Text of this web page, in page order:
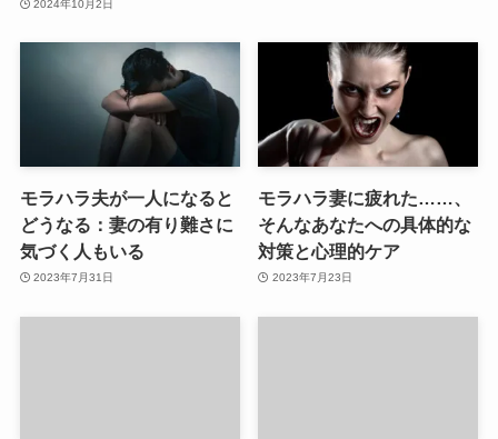
2024年10月2日
モラハラ夫が一人になると
どうなる：妻の有り難さに
気づく人もいる
2023年7月31日
モラハラ妻に疲れた……、
そんなあなたへの具体的な
対策と心理的ケア
2023年7月23日